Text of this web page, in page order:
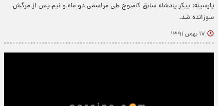
پارسینه: پیکر پادشاه سابق کامبوج طی مراسمی دو ماه و نیم پس از مرگش
سوزانده شد.
۱۷ بهمن ۱۳۹۱